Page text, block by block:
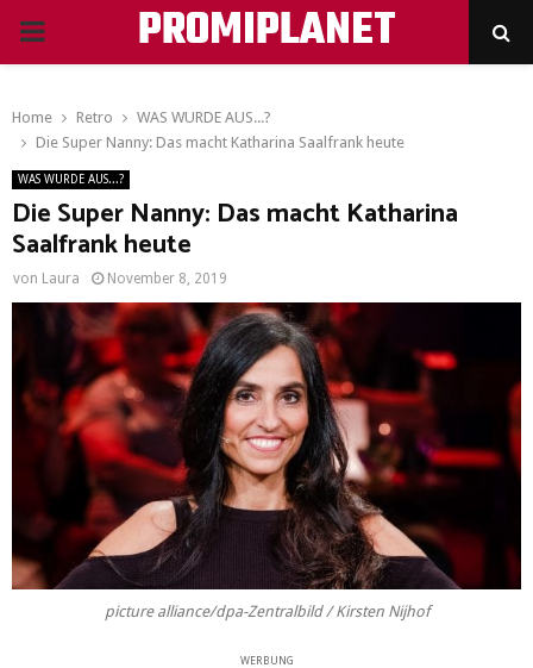
PRIMARY
PROMIPLANET
Home Retro
WAS WURDE AUS...?
Die Super Nanny: Das macht Katharina Saalfrank heute
WAS WURDE AUS...?
Die Super Nanny: Das macht Katharina
Saalfrank heute
von Laura November 8, 2019
picture alliance/dpa-Zentralbild / Kirsten Nijhof
WERBUNG